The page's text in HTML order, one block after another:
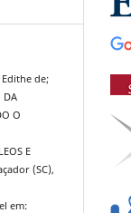
Edithe de;
DA
O
E
(SC),
em: